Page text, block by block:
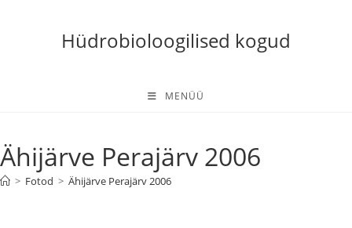
Hüdrobioloogilised kogud
MENÜÜ
Ähijärve Perajärv 2006
> Fotod > Ähijärve Perajärv 2006